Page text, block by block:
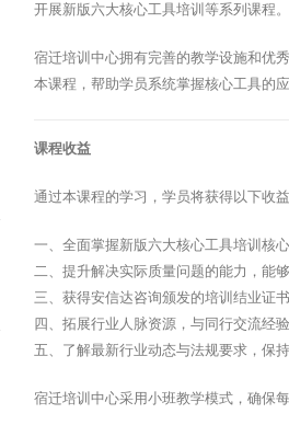
开展新版六大核心工具培训等系列课程
宿迁培训中心拥有完善的教学设施和优
本课程，帮助学员系统掌握核心工具的
课程收益
通过本课程的学习，学员将获得以下收益
一、全面掌握新版六大核心工具培训核
二、提升解决实际质量问题的能力，能
三、获得安信达咨询颁发的培训结业证
四、拓展行业人脉资源，与同行交流经验
五、了解最新行业动态与法规要求，保
宿迁培训中心采用小班教学模式，确保